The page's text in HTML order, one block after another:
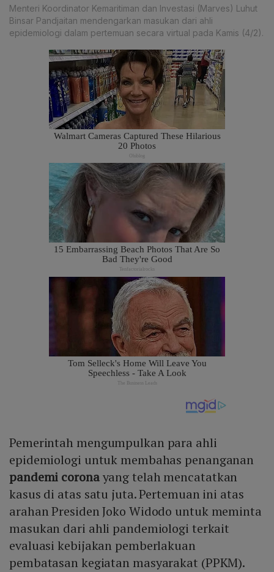
Menteri Koordinator Kemaritiman dan Investasi (Marves) Luhut
Binsar Pandjaitan mendengarkan masukan dari ahli
epidemiologi dalam pertemuan secara virtual pada Kamis (4/2).
Pemerintah mengumpulkan para ahli
epidemiologi untuk membahas penanganan
pandemi coronayang telah mencatatkan
kasus di atas satu juta. Pertemuan ini atas
arahan Presiden Joko Widodo untuk meminta
masukan dari ahli pandemiologi terkait
evaluasi kebijakan pemberlakuan
pembatasan kegiatan masyarakat (PPKM).